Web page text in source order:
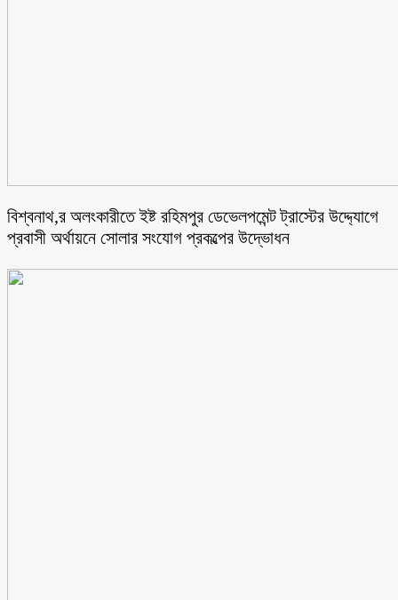
বিশ্বনাথ,র অলংকারীতে ইষ্ট রহিমপুর ডেভেলপমেন্ট ট্রাস্টের উদ্দ্যোগে
প্রবাসী অর্থায়নে সোলার সংযোগ প্রকল্পের উদ্ভোধন